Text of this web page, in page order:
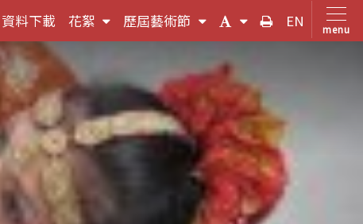
menu
資料下載 花絮(按
鍵
[下]，
向
下
展
歷屆藝術節 (按
鍵
盤
[下]，
向
下
展
開
次
(字
體
大
小
切
換
(按
鍵
盤
友
善
EN